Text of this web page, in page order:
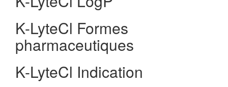
K-LyteCl Formes
pharmaceutiques
K-LyteCl Indication